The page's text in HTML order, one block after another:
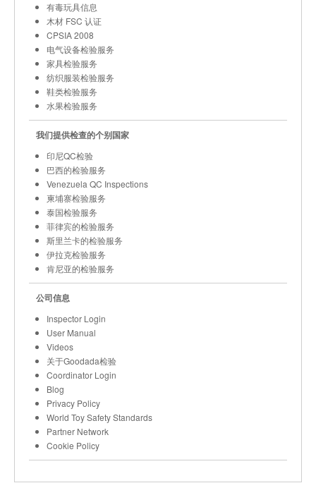
有毒玩具信息
木材 FSC 认证
CPSIA 2008
电气设备检验服务
家具检验服务
纺织服装检验服务
鞋类检验服务
水果检验服务
我们提供检查的个别国家
印尼QC检验
巴西的检验服务
Venezuela QC Inspections
柬埔寨检验服务
泰国检验服务
菲律宾的检验服务
斯里兰卡的检验服务
伊拉克检验服务
肯尼亚的检验服务
公司信息
Inspector Login
User Manual
Videos
关于Goodada检验
Coordinator Login
Blog
Privacy Policy
World Toy Safety Standards
Partner Network
Cookie Policy